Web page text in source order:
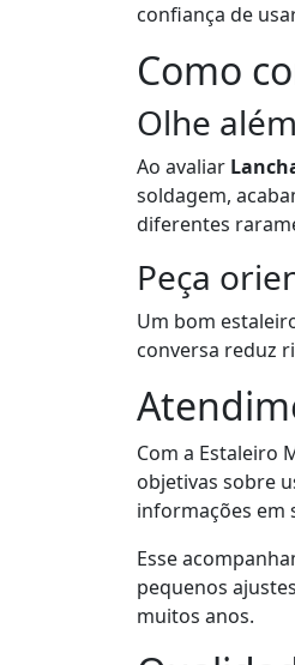
confiança de
Como
Olhe
Ao avaliar
soldagem,
diferentes
Peça
Um bom
conversa reduz
Com a Estaleiro
objetivas sobre
informações em
Esse
pequenos
muitos anos.